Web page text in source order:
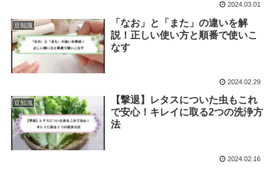
2024.03.01
豆知識
「なお」と「また」の違いを解
説！正しい使い方と順番で使いこ
なす
2024.02.29
豆知識
【撃退】レタスについた虫もこれ
で安心！キレイに取る2つの洗浄方
法
2024.02.16